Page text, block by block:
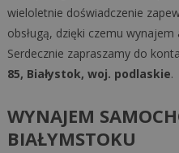
wieloletnie doświadczenie
obsługą, dzięki czemu
Serdecznie zapraszamy do
85, Białystok, woj. podlaskie.
WYNAJEM
BIAŁYMSTOKU